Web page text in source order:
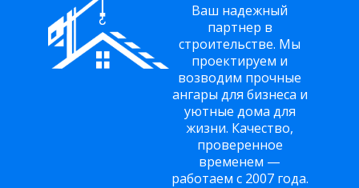
Ваш надежный
партнер в
строительстве. Мы
проектируем и
возводим прочные
ангары для бизнеса и
уютные дома для
жизни. Качество,
проверенное
временем —
работаем с 2007 года.